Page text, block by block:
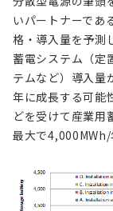
いパートナーであ
格・導入量を予測
蓄電システム（
テムなど）導入
年に成長する可能
どを受けて産業用
最大で4,000MWh/